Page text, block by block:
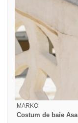
MARKO
Costum de baie